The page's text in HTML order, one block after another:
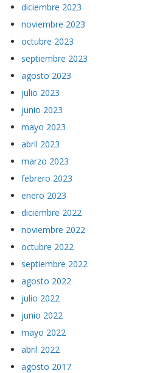
diciembre 2023
noviembre 2023
octubre 2023
septiembre 2023
agosto 2023
julio 2023
junio 2023
mayo 2023
abril 2023
marzo 2023
febrero 2023
enero 2023
diciembre 2022
noviembre 2022
octubre 2022
septiembre 2022
agosto 2022
julio 2022
junio 2022
mayo 2022
abril 2022
agosto 2017